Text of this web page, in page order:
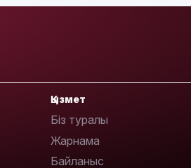
Қызмет
Біз туралы
Жарнама
Байланыс